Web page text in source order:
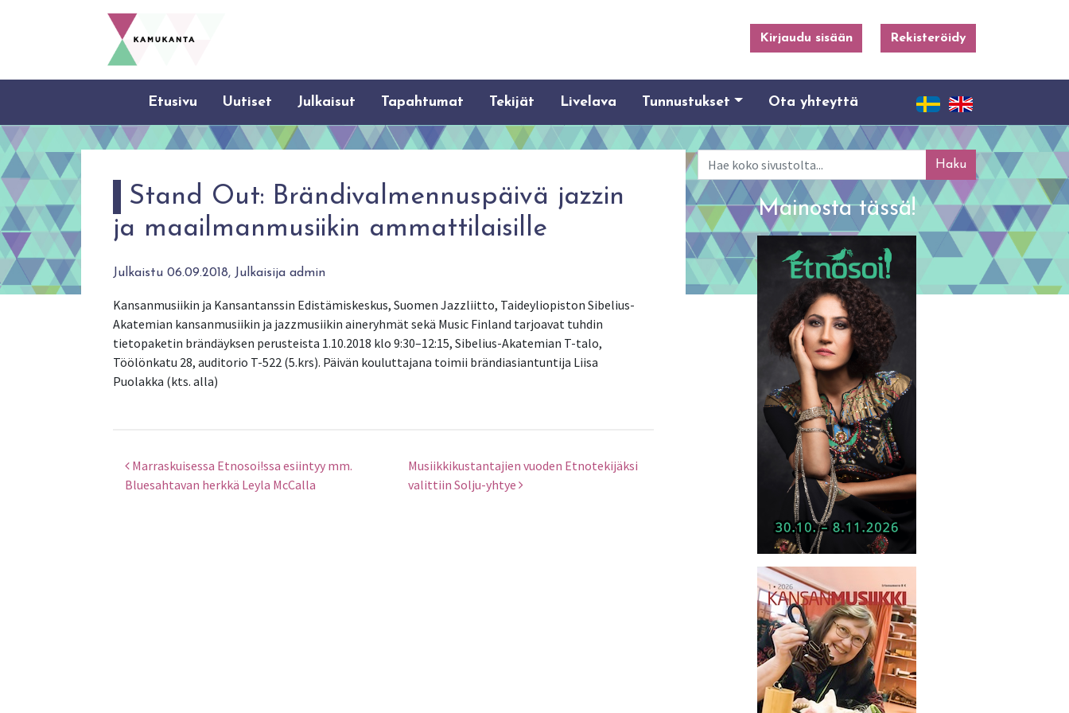
Kirjaudu sisään Rekisteröidy
Etusivu Uutiset Julkaisut Tapahtumat Tekijät Livelava Tunnustukset Ota yhteyttä
Stand Out: Brändivalmennuspäivä jazzin
ja maailmanmusiikin ammattilaisille
Julkaistu 06.09.2018, Julkaisija admin
Kansanmusiikin ja Kansantanssin Edistämiskeskus, Suomen Jazzliitto, Taideyliopiston Sibelius-
Akatemian kansanmusiikin ja jazzmusiikin aineryhmät sekä Music Finland tarjoavat tuhdin
tietopaketin brändäyksen perusteista 1.10.2018 klo 9:30–12:15, Sibelius-Akatemian T-talo,
Töölönkatu 28, auditorio T-522 (5.krs). Päivän kouluttajana toimii brändiasiantuntija Liisa
Puolakka (kts. alla)
Artikkelien selaus
Marraskuisessa Etnosoi!ssa esiintyy mm.
Bluesahtavan herkkä Leyla McCalla
Musiikkikustantajien vuoden Etnotekijäksi
valittiin Solju-yhtye
Haku
Mainosta tässä!